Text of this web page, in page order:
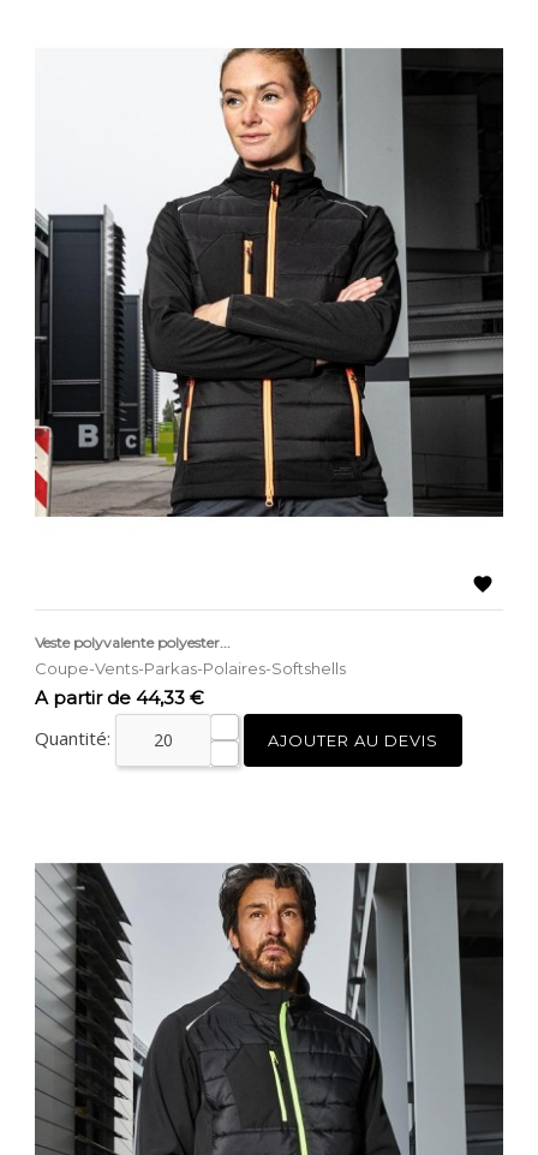

Veste polyvalente polyester...
Coupe-Vents-Parkas-Polaires-Softshells
Prix
A partir de 44,33 €
Quantité: AJOUTER AU DEVIS